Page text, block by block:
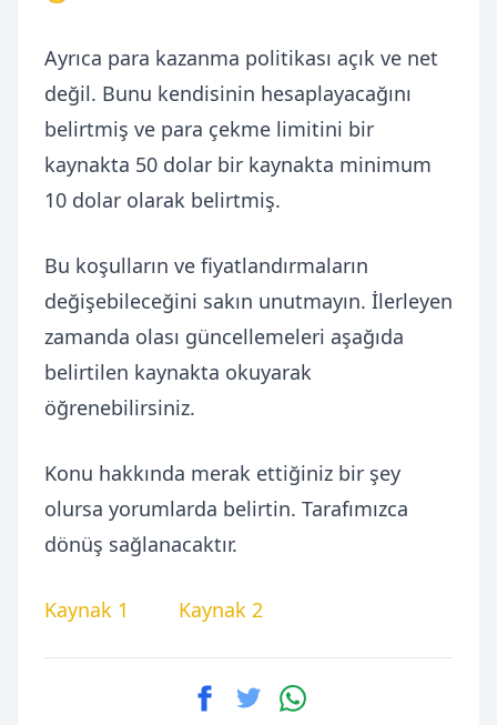
Ayrıca para kazanma politikası açık ve net
değil. Bunu kendisinin hesaplayacağını
belirtmiş ve para çekme limitini bir
kaynakta 50 dolar bir kaynakta minimum
10 dolar olarak belirtmiş.
Bu koşulların ve fiyatlandırmaların
değişebileceğini sakın unutmayın. İlerleyen
zamanda olası güncellemeleri aşağıda
belirtilen kaynakta okuyarak
öğrenebilirsiniz.
Konu hakkında merak ettiğiniz bir şey
olursa yorumlarda belirtin. Tarafımızca
dönüş sağlanacaktır.
Kaynak 1 Kaynak 2